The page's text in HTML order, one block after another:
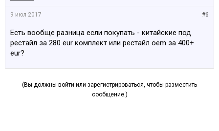
#6
9 июл 2017
Есть вообще разница если покупать - китайские под
рестайл за 280 eur комплект или рестайл oem за 400+
eur?
(Вы должны войти или зарегистрироваться, чтобы разместить
сообщение.)